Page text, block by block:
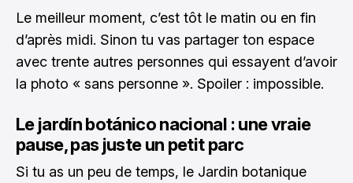
Le meilleur moment, c’est tôt le matin ou en fin
d’après midi. Sinon tu vas partager ton espace
avec trente autres personnes qui essayent d’avoir
la photo « sans personne ». Spoiler : impossible.
Le jardín botánico nacional : une vraie
pause, pas juste un petit parc
Si tu as un peu de temps, le Jardin botanique